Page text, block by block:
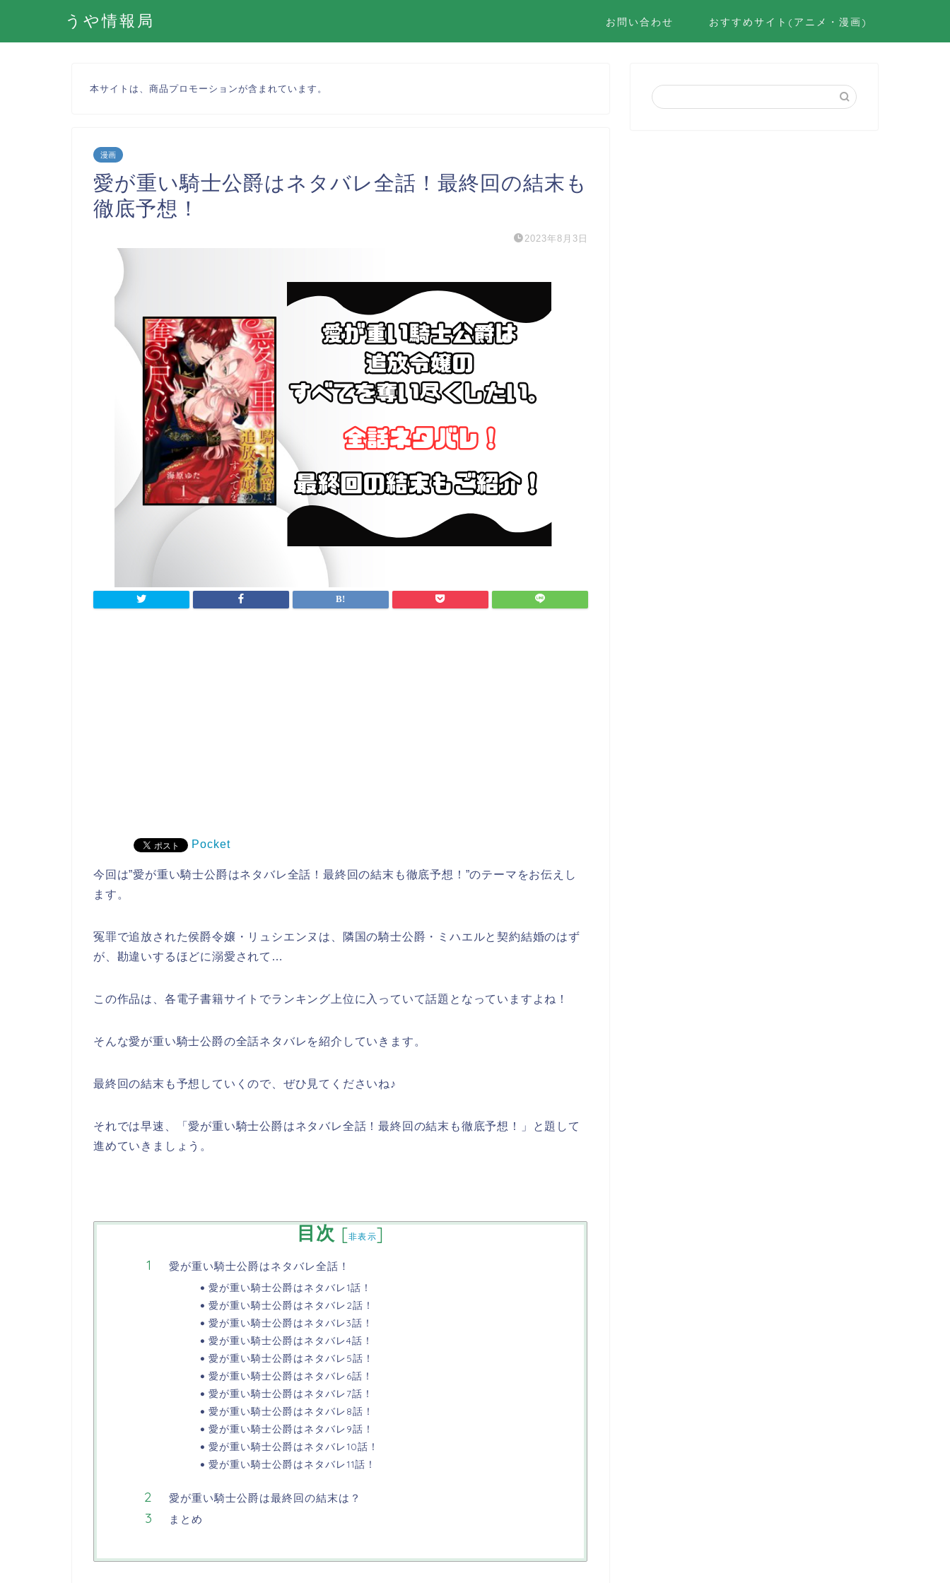
うや情報局 お問い合わせ おすすめサイト(アニメ・漫画)
本サイトは、商品プロモーションが含まれています。
漫画
愛が重い騎士公爵はネタバレ全話！最終回の結末も
徹底予想！
2023年8月3日
Pocket
今回は”愛が重い騎士公爵はネタバレ全話！最終回の結末も徹底予想！”のテーマをお伝えし
ます。
冤罪で追放された侯爵令嬢・リュシエンヌは、隣国の騎士公爵・ミハエルと契約結婚のはず
が、勘違いするほどに溺愛されて…
この作品は、各電子書籍サイトでランキング上位に入っていて話題となっていますよね！
そんな愛が重い騎士公爵の全話ネタバレを紹介していきます。
最終回の結末も予想していくので、ぜひ見てくださいね♪
それでは早速、「愛が重い騎士公爵はネタバレ全話！最終回の結末も徹底予想！」と題して
進めていきましょう。
目次 [非表示]
愛が重い騎士公爵はネタバレ全話！
愛が重い騎士公爵はネタバレ1話！
愛が重い騎士公爵はネタバレ2話！
愛が重い騎士公爵はネタバレ3話！
愛が重い騎士公爵はネタバレ4話！
愛が重い騎士公爵はネタバレ5話！
愛が重い騎士公爵はネタバレ6話！
愛が重い騎士公爵はネタバレ7話！
愛が重い騎士公爵はネタバレ8話！
愛が重い騎士公爵はネタバレ9話！
愛が重い騎士公爵はネタバレ10話！
愛が重い騎士公爵はネタバレ11話！
愛が重い騎士公爵は最終回の結末は？
まとめ